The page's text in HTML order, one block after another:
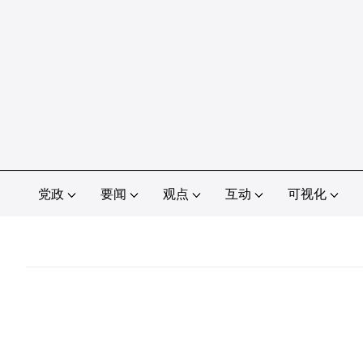
党政 要闻 观点 互动 可视化